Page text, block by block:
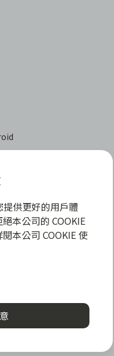
心
及代辦業務，也未與代辦
款卡或實體信用卡，請提
性理財最安心。總費用年
仍以各合作商家提供之商
率仍視其個別產品及分期
等於分期費用率。
Consumer Finance
提供更好的用戶體
本公司的 COOKIE
本公司 COOKIE 使